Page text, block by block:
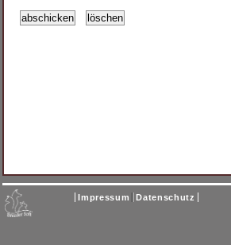
Impressum Datenschutz